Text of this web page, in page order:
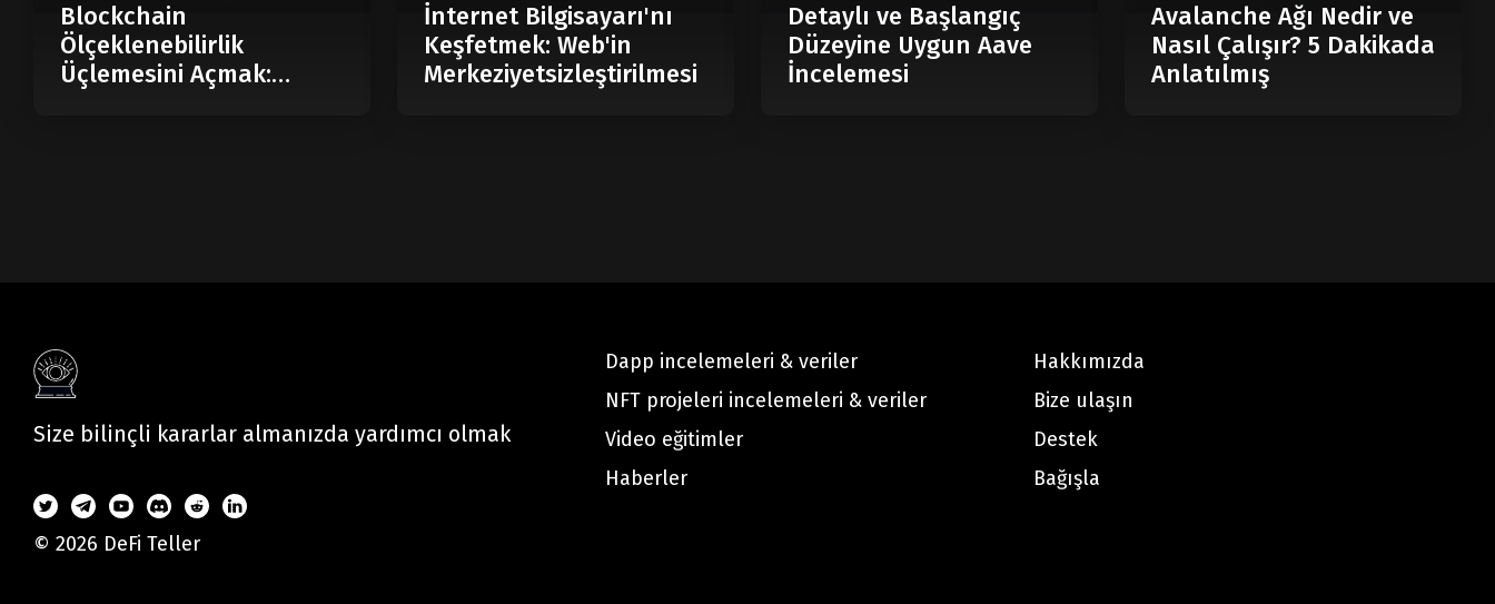
Blockchain
Ölçeklenebilirlik
Üçlemesini Açmak:
İnternet Bilgisayarı'nı
Keşfetmek: Web'in
Merkeziyetsizleştirilmesi
Detaylı ve Başlangıç
Düzeyine Uygun Aave
İncelemesi
Avalanche Ağı Nedir ve
Nasıl Çalışır? 5 Dakikada
Anlatılmış
Size bilinçli kararlar almanızda yardımcı olmak
© 2026 DeFi Teller
Dapp incelemeleri & veriler
NFT projeleri incelemeleri & veriler
Video eğitimler
Haberler
Hakkımızda
Bize ulaşın
Destek
Bağışla